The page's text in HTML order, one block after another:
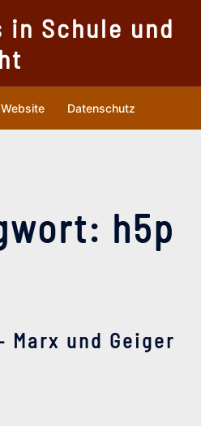
in Schule und
Datenschutz
h5p
Marx und Geiger